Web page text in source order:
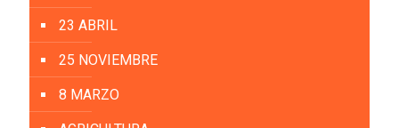
23 ABRIL
25 NOVIEMBRE
8 MARZO